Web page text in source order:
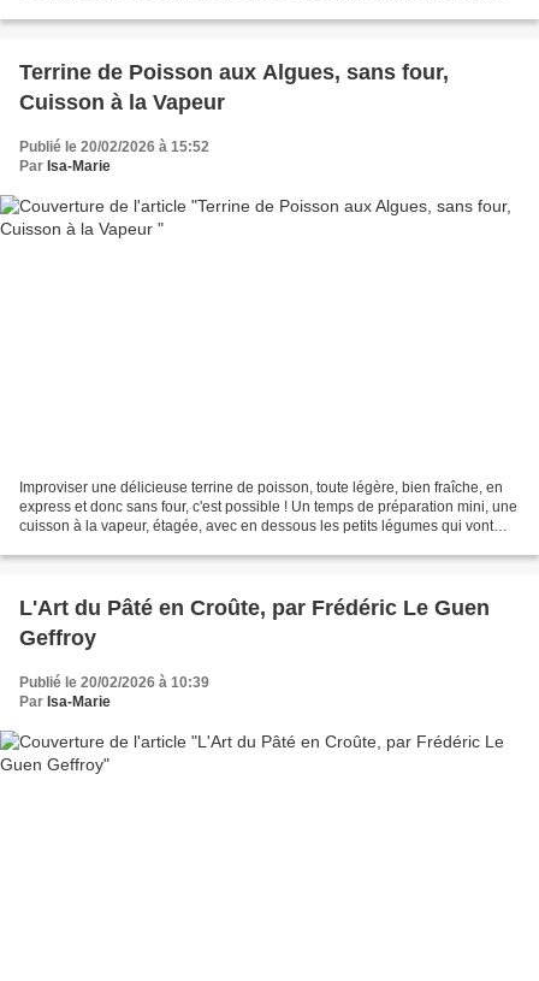
Terrine de Poisson aux Algues, sans four,
Cuisson à la Vapeur
Publié le 20/02/2026 à 15:52
Par Isa-Marie
Improviser une délicieuse terrine de poisson, toute légère, bien fraîche, en
express et donc sans four, c'est possible ! Un temps de préparation mini, une
cuisson à la vapeur, étagée, avec en dessous les petits légumes qui vont
L'Art du Pâté en Croûte, par Frédéric Le Guen
Geffroy
Publié le 20/02/2026 à 10:39
Par Isa-Marie